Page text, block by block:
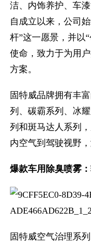
洁、内饰养护、车
自成立以来，公司
杆”这一愿景，并以
使命，致力于为用
方案。
固特威品牌拥有丰
列、碳霸系列、冰
列和斑马达人系列
内空气到驾驶视野
爆款车用除臭喷雾
固特威空气治理系